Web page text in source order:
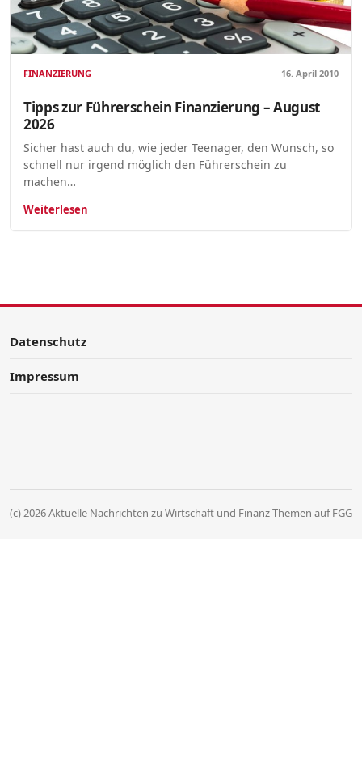
FINANZIERUNG 16. April 2010
Tipps zur Führerschein Finanzierung – August
2026
Sicher hast auch du, wie jeder Teenager, den Wunsch, so
schnell nur irgend möglich den Führerschein zu
machen…
Weiterlesen
Datenschutz
Impressum
(c) 2026 Aktuelle Nachrichten zu Wirtschaft und Finanz Themen auf FGG